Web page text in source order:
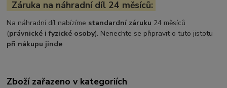
Záruka na náhradní díl 24 měsíců:
Na náhradní díl nabízíme standardní záruku 24 měsíců
(právnické i fyzické osoby). Nenechte se připravit o tuto jistotu
při nákupu jinde.
Zboží zařazeno v kategoriích